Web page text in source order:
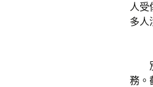
人受
多人
別
務。